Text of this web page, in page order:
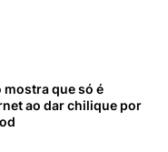
mostra que só é
ao dar chilique por